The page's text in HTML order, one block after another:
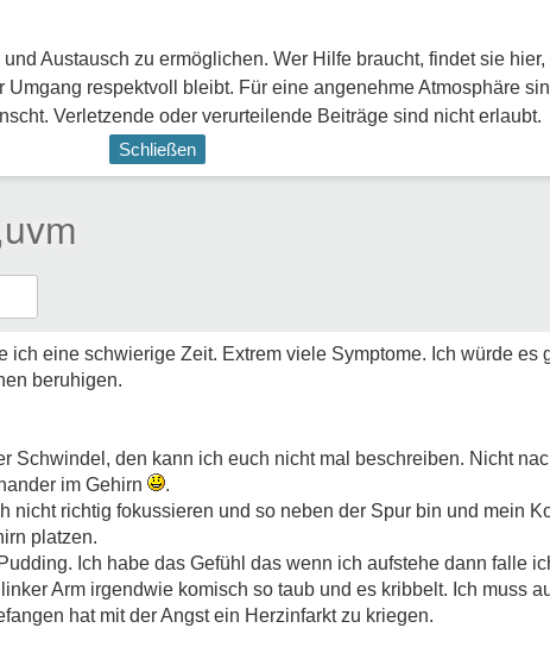
Austausch zu ermöglichen. Wer Hilfe braucht, findet sie
respektvoll bleibt. Für eine angenehme Atmosphäre
Verletzende oder verurteilende Beiträge sind nicht erlaubt.
Schließen
ich eine schwierige Zeit. Extrem viele Symptome. Ich würde es
beruhigen.
Schwindel, den kann ich euch nicht mal beschreiben. Nicht
im Gehirn
.
nicht richtig fokussieren und so neben der Spur bin und mein
platzen.
Ich habe das Gefühl das wenn ich aufstehe dann falle
Arm irgendwie komisch so taub und es kribbelt. Ich muss
hat mit der Angst ein Herzinfarkt zu kriegen.